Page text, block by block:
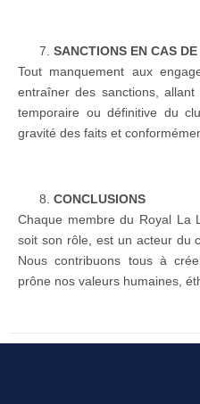
SANCTIONS EN CAS
Tout manquement aux
entraîner des sanctions, allant
temporaire ou définitive du
gravité des faits et
CONCLUSIONS
Chaque membre du Royal La
soit son rôle, est un acteur du
Nous contribuons tous à
prône nos valeurs humaines,